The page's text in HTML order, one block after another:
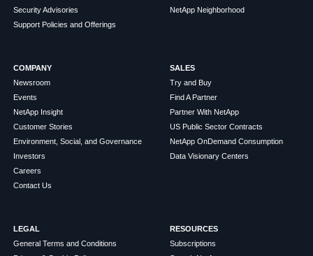
Security Advisories
Support Policies and Offerings
NetApp Neighborhood
COMPANY
Newsroom
Events
NetApp Insight
Customer Stories
Environment, Social, and Governance
Investors
Careers
Contact Us
SALES
Try and Buy
Find A Partner
Partner With NetApp
US Public Sector Contracts
NetApp OnDemand Consumption
Data Visionary Centers
LEGAL
General Terms and Conditions
RESOURCES
Subscriptions